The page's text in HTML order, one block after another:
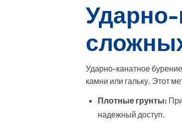
Ударно-
Ударно-канатное
камни или гальку. Этот
Плотные грунты:
надежный доступ.